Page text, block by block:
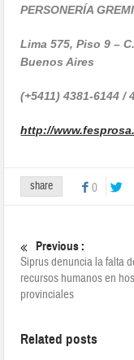
PERSONERÍA
Lima 575, Piso 9 –
Buenos Aires
(+5411) 4381-6144 /
http://
share 0
Previous :
Siprus denuncia la falta
recursos humanos en
provinciales
Related posts